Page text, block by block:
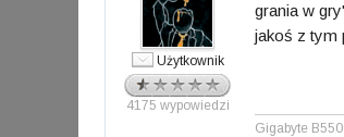
Użytkownik
4175 wypowiedzi
grania w
jakoś z tym
Gigabyte